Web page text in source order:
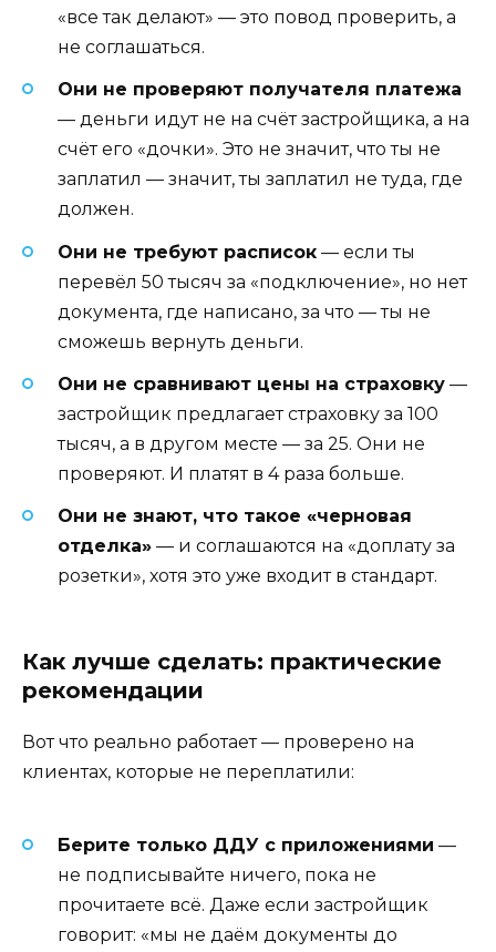
«все так делают» — это повод проверить, а
не соглашаться.
Они не проверяют получателя платежа
— деньги идут не на счёт застройщика, а на
счёт его «дочки». Это не значит, что ты не
заплатил — значит, ты заплатил не туда, где
должен.
Они не требуют расписок — если ты
перевёл 50 тысяч за «подключение», но нет
документа, где написано, за что — ты не
сможешь вернуть деньги.
Они не сравнивают цены на страховку —
застройщик предлагает страховку за 100
тысяч, а в другом месте — за 25. Они не
проверяют. И платят в 4 раза больше.
Они не знают, что такое «черновая
отделка» — и соглашаются на «доплату за
розетки», хотя это уже входит в стандарт.
Как лучше сделать: практические
рекомендации
Вот что реально работает — проверено на
клиентах, которые не переплатили:
Берите только ДДУ с приложениями —
не подписывайте ничего, пока не
прочитаете всё. Даже если застройщик
говорит: «мы не даём документы до